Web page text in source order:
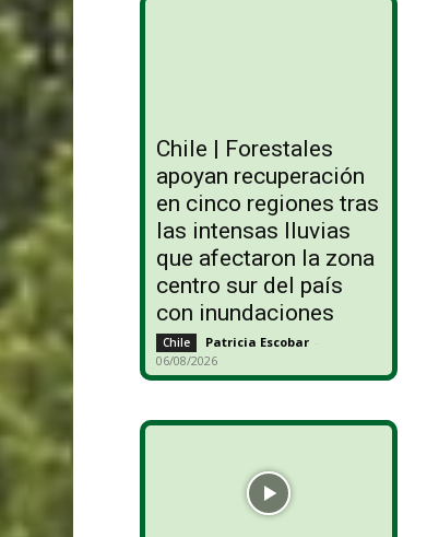
Chile | Forestales
apoyan recuperación
en cinco regiones tras
las intensas lluvias
que afectaron la zona
centro sur del país
con inundaciones
Chile Patricia Escobar -
06/08/2026